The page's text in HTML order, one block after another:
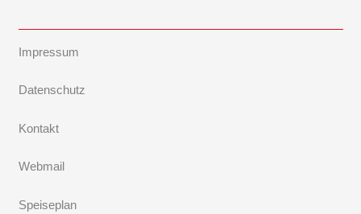
Impressum
Datenschutz
Kontakt
Webmail
Speiseplan